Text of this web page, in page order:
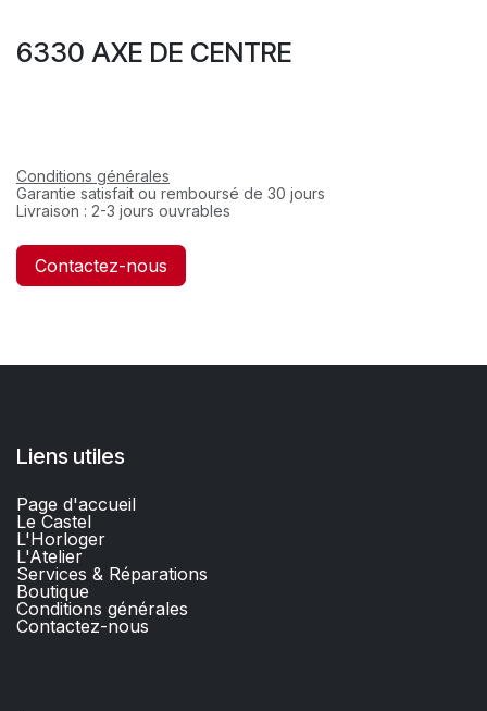
6330 AXE DE CENTRE
Conditions générales
Garantie satisfait ou remboursé de 30 jours
Livraison : 2-3 jours ouvrables
Contactez-nous
Liens utiles
Page d'accueil
Le Castel
L'Horloger
L'Atelier
Services & Réparations
Boutique
Conditions générales
Contactez-nous​